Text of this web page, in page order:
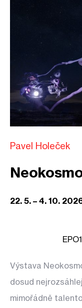
Pavel Holeček
22. 5. – 4. 10.
Výstava
dosud
mimořádně